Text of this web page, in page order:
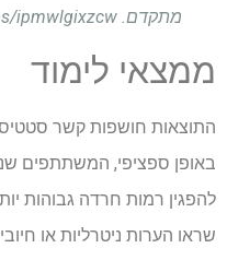
מתקדם.ipmwlgixzcw
ממצאי לימוד
התוצאות חושפות קשר
באופן ספציפי, המשתתפים
להפגין רמות חרדה גבוהות
שראו הערות ניטרליות או